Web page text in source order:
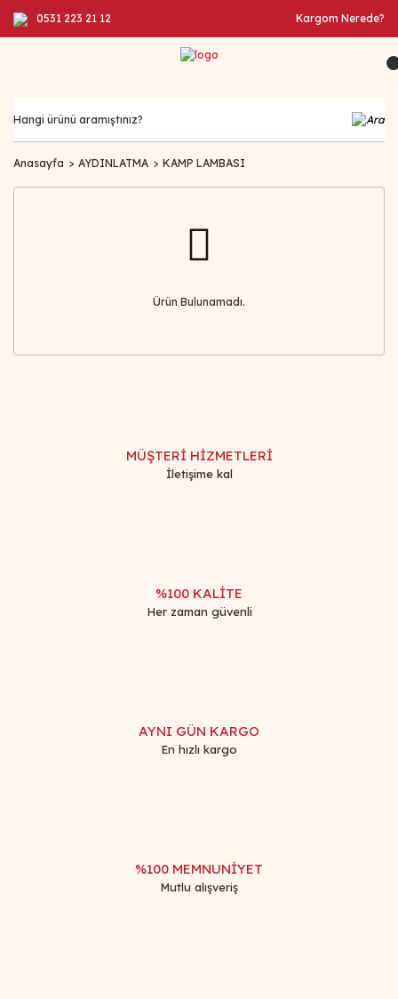
0531 223 21 12 Kargom Nerede?
Anasayfa AYDINLATMA KAMP LAMBASI
Ürün Bulunamadı.
MÜŞTERİ HİZMETLERİ
İletişime kal
%100 KALİTE
Her zaman güvenli
AYNI GÜN KARGO
En hızlı kargo
%100 MEMNUNİYET
Mutlu alışveriş